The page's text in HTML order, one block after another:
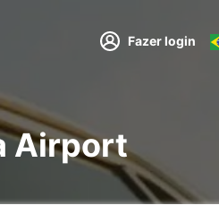
Fazer login
Airport